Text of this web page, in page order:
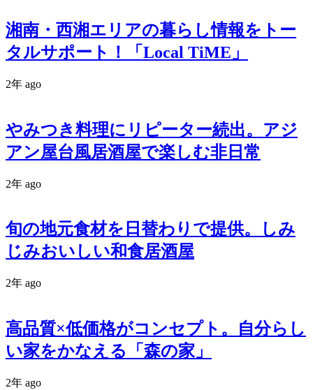
湘南・西湘エリアの暮らし情報をトー
タルサポート！「Local TiME」
2年 ago
やみつき料理にリピーター続出。アジ
アン屋台風居酒屋で楽しむ非日常
2年 ago
旬の地元食材を日替わりで提供。しみ
じみおいしい和食居酒屋
2年 ago
高品質×低価格がコンセプト。自分らし
い家をかなえる「森の家」
2年 ago